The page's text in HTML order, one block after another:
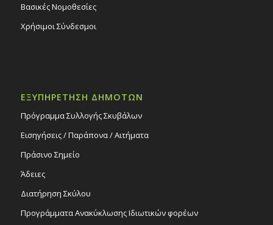
Βασικές Νομοθεσίες
Χρήσιμοι Σύνδεσμοι
ΕΞΥΠΗΡΕΤΗΣΗ ΔΗΜΟΤΩΝ
Πρόγραμμα Συλλογής Σκυβάλων
Εισηγήσεις / Παράπονα / Αιτήματα
Πράσινο Σημείο
Άδειες
Διατήρηση Σκύλου
Προγράμματα Ανακύκλωσης Ιδιωτικών φορέων